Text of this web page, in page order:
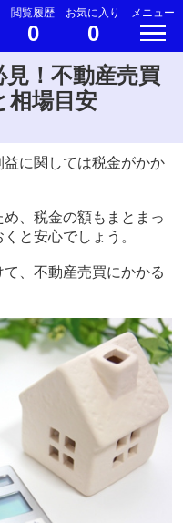
閲覧履歴
0
お気に入り
0
メニュー
！不動産売買
相場目安
に関しては税金がかか
、税金の額もまとまっ
と安心でしょう。
、不動産売買にかかる